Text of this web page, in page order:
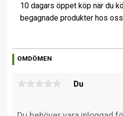
10 dagars öppet köp när du
begagnade produkter hos
OMDÖMEN
Du